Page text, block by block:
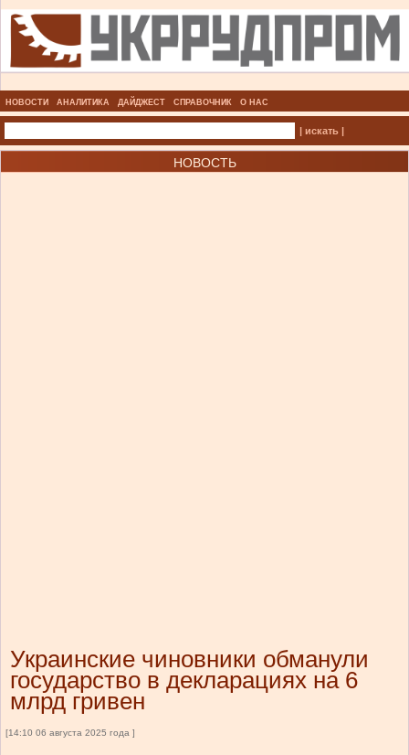
НОВОСТИ АНАЛИТИКА ДАЙДЖЕСТ СПРАВОЧНИК О НАС
| искать |
НОВОСТЬ
Украинские чиновники обманули
государство в декларациях на 6
млрд гривен
[14:10 06 августа 2025 года ]